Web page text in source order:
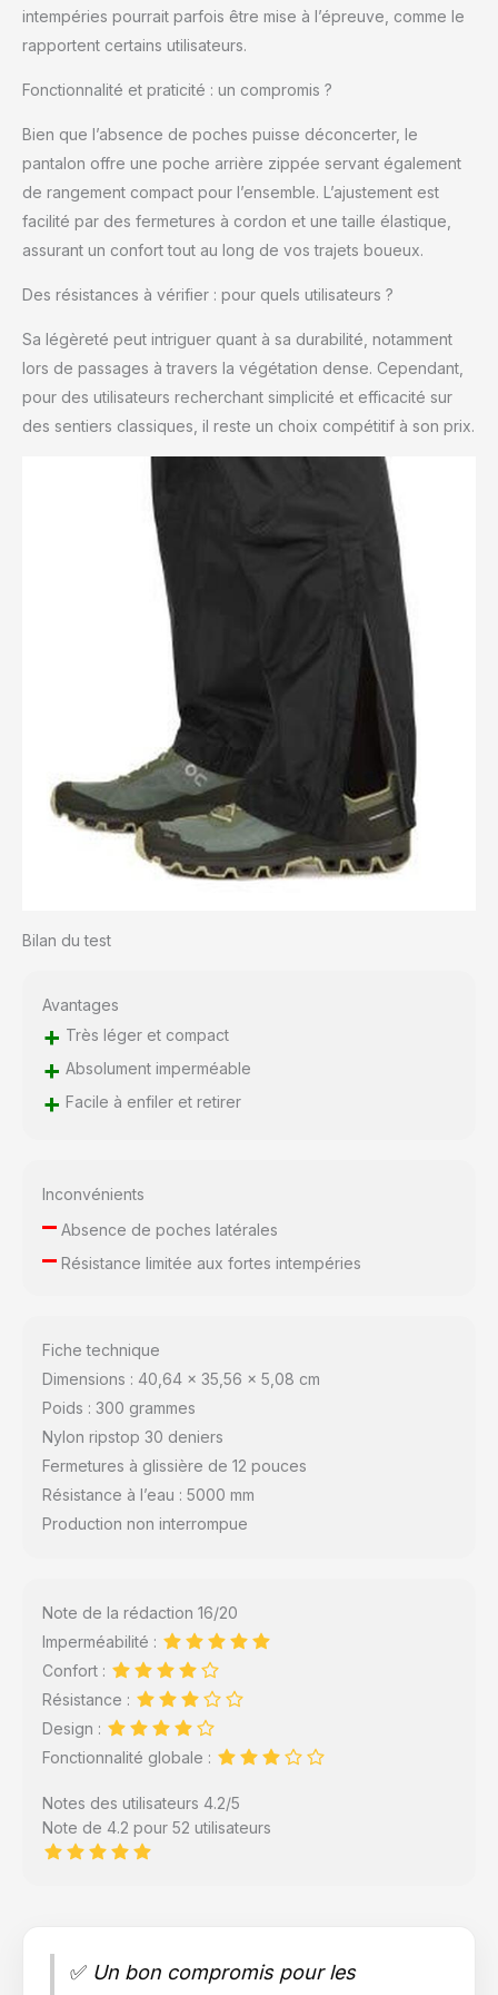
fabriqué en 100 %
nylon avec un ripstop
bouclier Pertex
Que vous soyez en
montagne ou en ville,
ce pantalon léger vous
Confortable et
compact : ce pantalon
ajout confortable à
des caractéristiques
telles qu'une bande
élastique à la taille, un
soufflet à l'entrejambe,
mousqueton et un clip
poignets élastiques, ce
pantalon de pluie pour
homme est fait pour
les aventuriers.
Nous avons construit
une entreprise à partir
d'un sentiment : l'envie
de sortir. C'est ce qui
nous motive. Notre
l'exploration de nos
passions en plein air et
à nous mettre au défi
dans les montagnes,
l'eau et les déserts de
la planète que nous
intempéries pourrait parfois être mise à l’épreuve, comme le
rapportent certains utilisateurs.
Fonctionnalité et praticité : un compromis ?
Bien que l’absence de poches puisse déconcerter, le
pantalon offre une poche arrière zippée servant également
de rangement compact pour l’ensemble. L’ajustement est
facilité par des fermetures à cordon et une taille élastique,
assurant un confort tout au long de vos trajets boueux.
Des résistances à vérifier : pour quels utilisateurs ?
Sa légèreté peut intriguer quant à sa durabilité, notamment
lors de passages à travers la végétation dense. Cependant,
pour des utilisateurs recherchant simplicité et efficacité sur
des sentiers classiques, il reste un choix compétitif à son prix.
Bilan du test
Avantages
+ Très léger et compact
+ Absolument imperméable
+ Facile à enfiler et retirer
Inconvénients
–Absence de poches latérales
–Résistance limitée aux fortes intempéries
Fiche technique
Dimensions : 40,64 x 35,56 x 5,08 cm
Poids : 300 grammes
Nylon ripstop 30 deniers
Fermetures à glissière de 12 pouces
Résistance à l’eau : 5000 mm
Production non interrompue
Note de la rédaction 16/20
Imperméabilité :
Confort :
Résistance :
Design :
Fonctionnalité globale :
Notes des utilisateurs 4.2/5
Note de 4.2 pour 52 utilisateurs
✅ Un bon compromis pour les